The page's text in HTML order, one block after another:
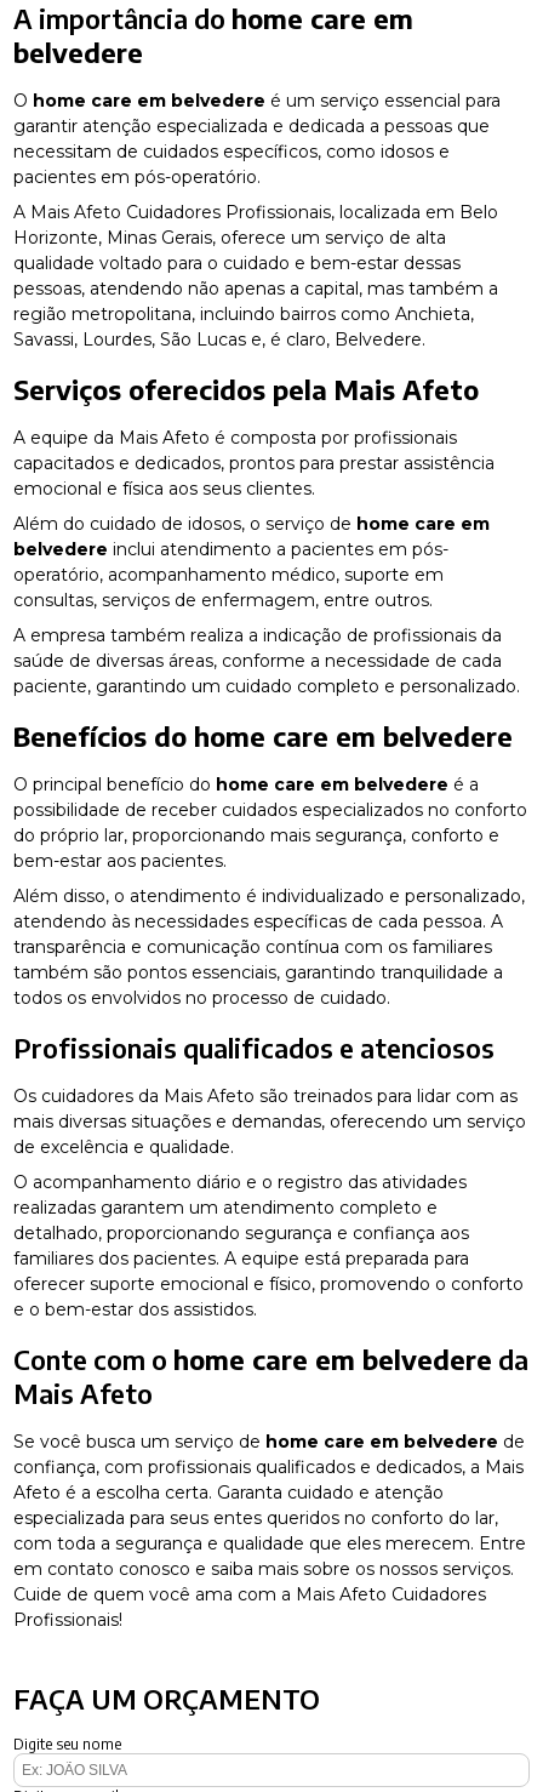
A importância do home care em
belvedere
O home care em belvedere é um serviço essencial para
garantir atenção especializada e dedicada a pessoas que
necessitam de cuidados específicos, como idosos e
pacientes em pós-operatório.
A Mais Afeto Cuidadores Profissionais, localizada em Belo
Horizonte, Minas Gerais, oferece um serviço de alta
qualidade voltado para o cuidado e bem-estar dessas
pessoas, atendendo não apenas a capital, mas também a
região metropolitana, incluindo bairros como Anchieta,
Savassi, Lourdes, São Lucas e, é claro, Belvedere.
Serviços oferecidos pela Mais Afeto
A equipe da Mais Afeto é composta por profissionais
capacitados e dedicados, prontos para prestar assistência
emocional e física aos seus clientes.
Além do cuidado de idosos, o serviço de home care em
belvedere inclui atendimento a pacientes em pós-
operatório, acompanhamento médico, suporte em
consultas, serviços de enfermagem, entre outros.
A empresa também realiza a indicação de profissionais da
saúde de diversas áreas, conforme a necessidade de cada
paciente, garantindo um cuidado completo e personalizado.
Benefícios do home care em belvedere
O principal benefício do home care em belvedere é a
possibilidade de receber cuidados especializados no conforto
do próprio lar, proporcionando mais segurança, conforto e
bem-estar aos pacientes.
Além disso, o atendimento é individualizado e personalizado,
atendendo às necessidades específicas de cada pessoa. A
transparência e comunicação contínua com os familiares
também são pontos essenciais, garantindo tranquilidade a
todos os envolvidos no processo de cuidado.
Profissionais qualificados e atenciosos
Os cuidadores da Mais Afeto são treinados para lidar com as
mais diversas situações e demandas, oferecendo um serviço
de excelência e qualidade.
O acompanhamento diário e o registro das atividades
realizadas garantem um atendimento completo e
detalhado, proporcionando segurança e confiança aos
familiares dos pacientes. A equipe está preparada para
oferecer suporte emocional e físico, promovendo o conforto
e o bem-estar dos assistidos.
Conte com o home care em belvedere da
Mais Afeto
Se você busca um serviço de home care em belvedere de
confiança, com profissionais qualificados e dedicados, a Mais
Afeto é a escolha certa. Garanta cuidado e atenção
especializada para seus entes queridos no conforto do lar,
com toda a segurança e qualidade que eles merecem. Entre
em contato conosco e saiba mais sobre os nossos serviços.
Cuide de quem você ama com a Mais Afeto Cuidadores
Profissionais!
FAÇA UM ORÇAMENTO
Digite seu nome